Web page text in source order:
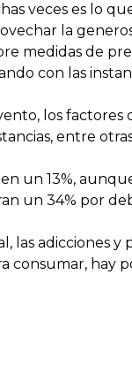
veces es lo
la
medidas de
con las
los factores
entre
un 13%,
un 34% por
adicciones y
consumar,